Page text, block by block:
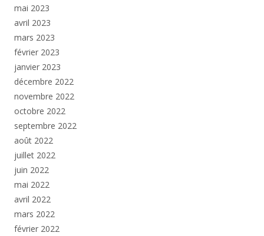
mai 2023
avril 2023
mars 2023
février 2023
janvier 2023
décembre 2022
novembre 2022
octobre 2022
septembre 2022
août 2022
juillet 2022
juin 2022
mai 2022
avril 2022
mars 2022
février 2022